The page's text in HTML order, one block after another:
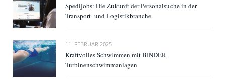
Spedijobs: Die Zukunft der Personalsuche in der
Transport- und Logistikbranche
11. FEBRUAR 2025
Kraftvolles Schwimmen mit BINDER
Turbinenschwimmanlagen